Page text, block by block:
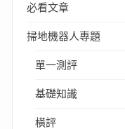
必看文章
掃地機器人專題
單一測評
基礎知識
橫評